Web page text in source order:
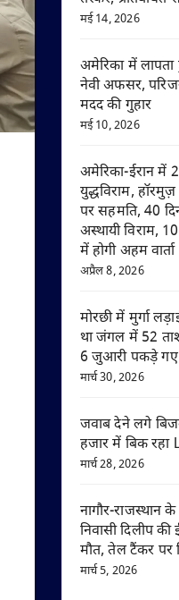
मई 14, 2026
अमेरिका में लापता
नेवी अफसर,
मदद की गुहार
मई 10, 2026
अमेरिका-ईरान में
युद्धविराम,
पर सहमति, 40
अस्थायी विराम,
में होगी अहम वार्ता
अप्रैल 8, 2026
मोरछी में मुर्गा
था जंगल में 52
6 जुआरी पकड़े
मार्च 30, 2026
जवाब देने लगे
हजार में बिक रहा
मार्च 28, 2026
नागौर-राजस्थान
निवासी दिलीप
मौत, तेल टैंकर पर
मार्च 5, 2026